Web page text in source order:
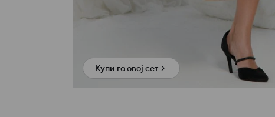
Купи го овој сет